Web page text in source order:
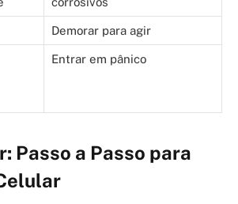
Demorar para agir
Entrar em pânico
Passo a Passo para